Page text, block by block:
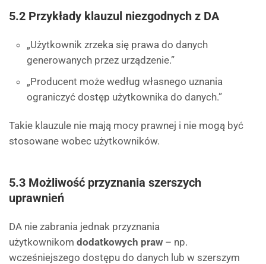
5.2 Przykłady klauzul niezgodnych z DA
„Użytkownik zrzeka się prawa do danych
generowanych przez urządzenie.”
„Producent może według własnego uznania
ograniczyć dostęp użytkownika do danych.”
Takie klauzule nie mają mocy prawnej i nie mogą być
stosowane wobec użytkowników.
5.3 Możliwość przyznania szerszych
uprawnień
DA nie zabrania jednak przyznania
użytkownikom dodatkowych praw – np.
wcześniejszego dostępu do danych lub w szerszym